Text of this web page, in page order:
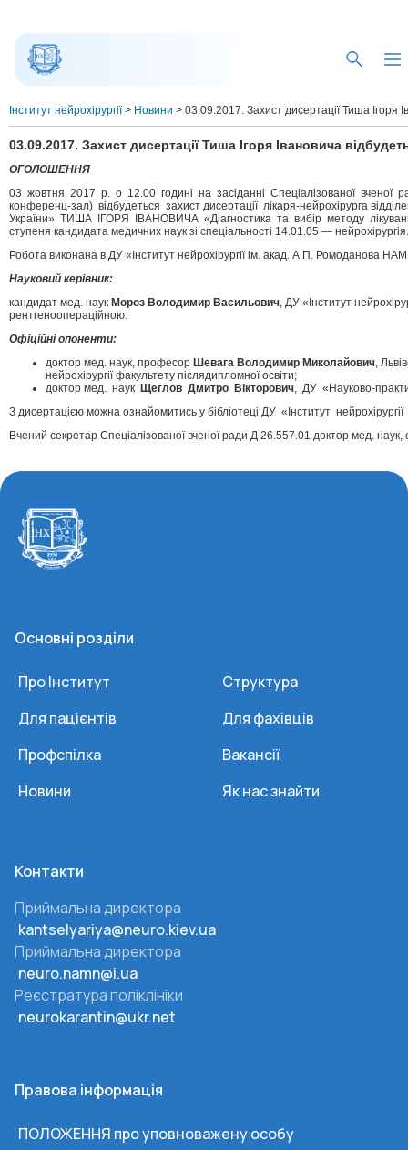
Інститут нейрохірургії> Новини > 03.09.2017. Захист дисертації Тиша Ігоря
03.09.2017. Захист дисертації Тиша Ігоря Івановича
ОГОЛОШЕННЯ
03 жовтня 2017 р. о 12.00 годині на засіданні Спеціалізованої
конференц-зал) відбудеться захист дисертації лікаря-нейрохірурга
України» ТИША ІГОРЯ ІВАНОВИЧА «Діагностика та вибір методу лікування
ступеня кандидата медичних наук зі спеціальності 14.01.05 — нейрохірургія.
Робота виконана в ДУ «Інститут нейрохірургії ім. акад. А.П. Ромоданова
Науковий керівник:
кандидат мед. наук Мороз Володимир Васильович , ДУ «Інститут
рентгеноопераційною.
Офіційні опоненти:
доктор мед. наук, професор Шевага Володимир Миколайович ,
нейрохірургії факультету післядипломної освіти;
доктор мед. наук Щеглов Дмитро Вікторович , ДУ «Науково-
З дисертацією можна ознайомитись у бібліотеці ДУ «Інститут
Вчений секретар Спеціалізованої вченої ради Д 26.557.01 доктор мед.
Основні розділи
Про Інститут
Структура
Для пацієнтів
Для фахівців
Профспілка
Вакансії
Новини
Як нас знайти
Контакти
Приймальна директора
kantselyariya@neuro.kiev.ua
Приймальна директора
neuro.namn@i.ua
Реєстратура поліклініки
neurokarantin@ukr.net
Правова інформація
ПОЛОЖЕННЯ про уповноважену особу